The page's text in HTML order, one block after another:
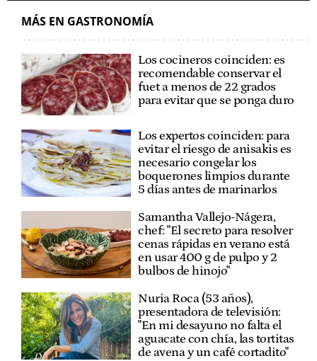
MÁS EN GASTRONOMÍA
Los cocineros coinciden: es
recomendable conservar el
fuet a menos de 22 grados
para evitar que se ponga duro
Los expertos coinciden: para
evitar el riesgo de anisakis es
necesario congelar los
boquerones limpios durante
5 días antes de marinarlos
Samantha Vallejo-Nágera,
chef: "El secreto para resolver
cenas rápidas en verano está
en usar 400 g de pulpo y 2
bulbos de hinojo"
Nuria Roca (53 años),
presentadora de televisión:
"En mi desayuno no falta el
aguacate con chía, las tortitas
de avena y un café cortadito"